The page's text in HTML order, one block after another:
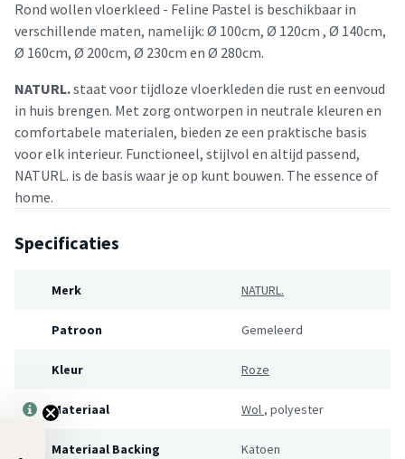
Rond wollen vloerkleed - Feline Pastel is beschikbaar in
verschillende maten, namelijk: Ø 100cm, Ø 120cm , Ø 140cm,
Ø 160cm, Ø 200cm, Ø 230cm en Ø 280cm.
NATURL.staat voor tijdloze vloerkleden die rust en eenvoud
in huis brengen. Met zorg ontworpen in neutrale kleuren en
comfortabele materialen, bieden ze een praktische basis
voor elk interieur. Functioneel, stijlvol en altijd passend,
NATURL. is de basis waar je op kunt bouwen. The essence of
home.
Specificaties
Merk NATURL.
Patroon Gemeleerd
Kleur Roze
Materiaal Wol , polyester
Materiaal Backing Katoen